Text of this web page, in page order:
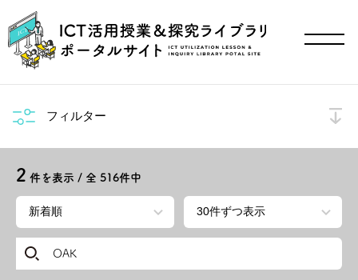
フィルター
2 件を表示 / 全 516件中